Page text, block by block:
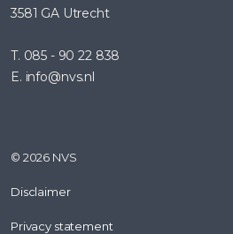
3581 GA Utrecht
T. 085 - 90 22 838
E. info@nvs.nl
© 2026 NVS
Disclaimer
Privacy statement